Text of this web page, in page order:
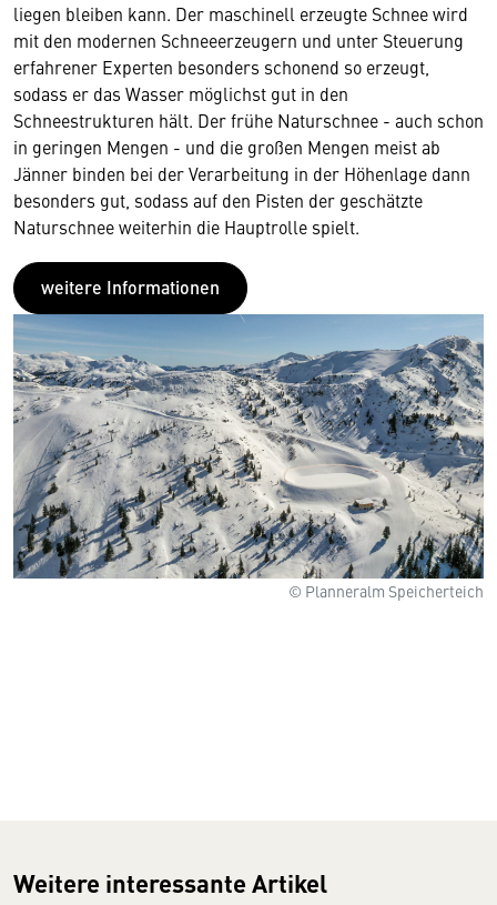
liegen bleiben kann. Der maschinell erzeugte Schnee wird
mit den modernen Schneeerzeugern und unter Steuerung
erfahrener Experten besonders schonend so erzeugt,
sodass er das Wasser möglichst gut in den
Schneestrukturen hält. Der frühe Naturschnee - auch schon
in geringen Mengen - und die großen Mengen meist ab
Jänner binden bei der Verarbeitung in der Höhenlage dann
besonders gut, sodass auf den Pisten der geschätzte
Naturschnee weiterhin die Hauptrolle spielt.
weitere Informationen
© Planneralm Speicherteich
Weitere interessante Artikel